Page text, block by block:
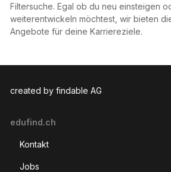
Filtersuche. Egal ob du neu einsteigen
weiterentwickeln möchtest, wir bieten
Angebote für deine Karriereziele.
created by findable AG
edufind.ch
Kontakt
Jobs